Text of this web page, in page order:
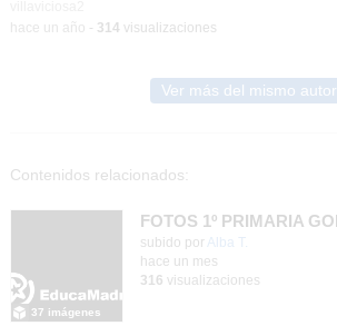
hace un año - 314 visualizaciones
Ver más del mismo autor
Contenidos relacionados:
subido por Alba T.
37 imágenes
hace un mes
316 visualizaciones